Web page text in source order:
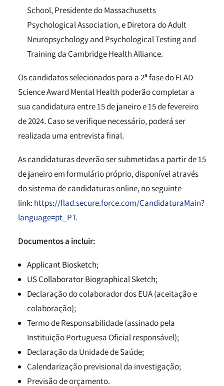
School, Presidente do Massachusetts
Psychological Association, e Diretora do Adult
Neuropsychology and Psychological Testing and
Training da Cambridge Health Alliance.
Os candidatos selecionados para a 2ª fase do FLAD
Science Award Mental Health poderão completar a
sua candidatura entre 15 de janeiro e 15 de fevereiro
de 2024. Caso se verifique necessário, poderá ser
realizada uma entrevista final.
As candidaturas deverão ser submetidas a partir de 15
de janeiro em formulário próprio, disponível através
do sistema de candidaturas online, no seguinte
link: https://flad.secure.force.com/CandidaturaMain?
language=pt_PT.
Documentos a incluir:
Applicant Biosketch;
US Collaborator Biographical Sketch;
Declaração do colaborador dos EUA (aceitação e
colaboração);
Termo de Responsabilidade (assinado pela
Instituição Portuguesa Oficial responsável);
Declaração da Unidade de Saúde;
Calendarização previsional da investigação;
Previsão de orçamento.